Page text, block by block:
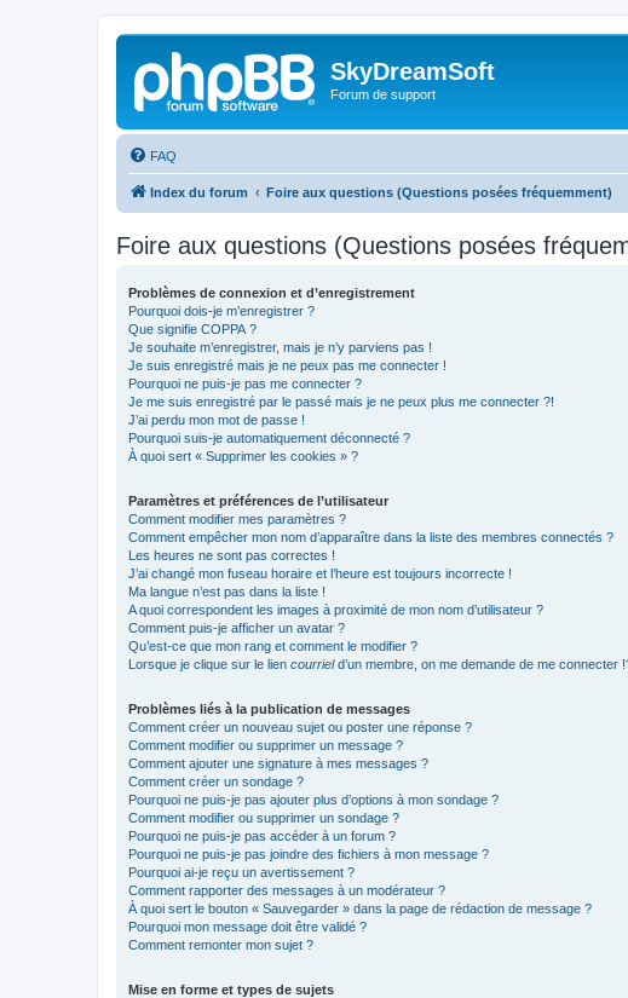
SkyDreamSoft
Forum de support
FAQ
Index du forum Foire aux questions (Questions posées fréquemment)
Foire aux questions (Questions posées
Problèmes de connexion et d’enregistrement
Pourquoi dois-je m’enregistrer ?
Que signifie COPPA ?
Je souhaite m’enregistrer, mais je n’y parviens pas !
Je suis enregistré mais je ne peux pas me connecter !
Pourquoi ne puis-je pas me connecter ?
Je me suis enregistré par le passé mais je ne peux plus me connecter ?!
J’ai perdu mon mot de passe !
Pourquoi suis-je automatiquement déconnecté ?
À quoi sert « Supprimer les cookies » ?
Paramètres et préférences de l’utilisateur
Comment modifier mes paramètres ?
Comment empêcher mon nom d’apparaître dans la liste des membres connectés ?
Les heures ne sont pas correctes !
J’ai changé mon fuseau horaire et l’heure est toujours incorrecte !
Ma langue n’est pas dans la liste !
A quoi correspondent les images à proximité de mon nom d’utilisateur ?
Comment puis-je afficher un avatar ?
Qu’est-ce que mon rang et comment le modifier ?
Lorsque je clique sur le lien courrield’un membre, on me demande de me connecter
Problèmes liés à la publication de messages
Comment créer un nouveau sujet ou poster une réponse ?
Comment modifier ou supprimer un message ?
Comment ajouter une signature à mes messages ?
Comment créer un sondage ?
Pourquoi ne puis-je pas ajouter plus d’options à mon sondage ?
Comment modifier ou supprimer un sondage ?
Pourquoi ne puis-je pas accéder à un forum ?
Pourquoi ne puis-je pas joindre des fichiers à mon message ?
Pourquoi ai-je reçu un avertissement ?
Comment rapporter des messages à un modérateur ?
À quoi sert le bouton « Sauvegarder » dans la page de rédaction de message ?
Pourquoi mon message doit être validé ?
Comment remonter mon sujet ?
Mise en forme et types de sujets